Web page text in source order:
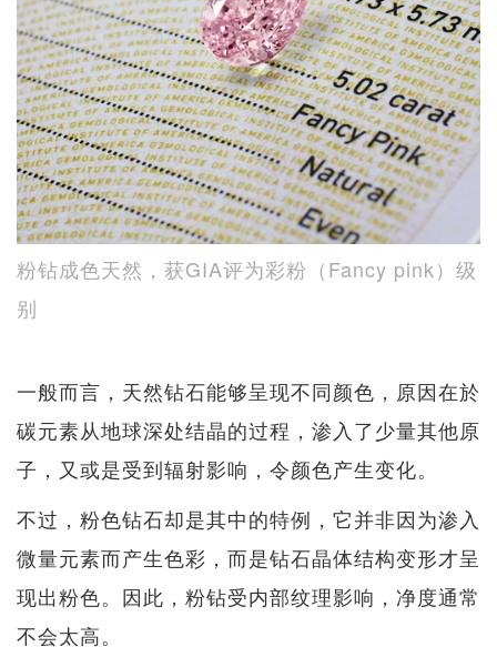
粉钻成色天然，获GIA评为彩粉（Fancy pink）级
别
一般而言，天然钻石能够呈现不同颜色，原因在於
碳元素从地球深处结晶的过程，渗入了少量其他原
子，又或是受到辐射影响，令颜色产生变化。
不过，粉色钻石却是其中的特例，它并非因为渗入
微量元素而产生色彩，而是钻石晶体结构变形才呈
现出粉色。因此，粉钻受内部纹理影响，净度通常
不会太高。